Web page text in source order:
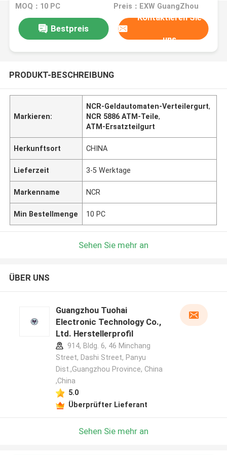
MOQ：10 PC Preis：EXW GuangZhou
Bestpreis
Kontaktieren Sie
uns
PRODUKT-BESCHREIBUNG
Markieren:
NCR-Geldautomaten-Verteilergurt,
NCR 5886 ATM-Teile,
ATM-Ersatzteilgurt
Herkunftsort CHINA
Lieferzeit 3-5 Werktage
Markenname NCR
Min Bestellmenge 10 PC
Sehen Sie mehr an
ÜBER UNS
Guangzhou Tuohai
Electronic Technology Co.,
Ltd. Herstellerprofil
914, Bldg. 6, 46 Minchang
Street, Dashi Street, Panyu
Dist.,Guangzhou Province, China
,China
5.0
Überprüfter Lieferant
Sehen Sie mehr an